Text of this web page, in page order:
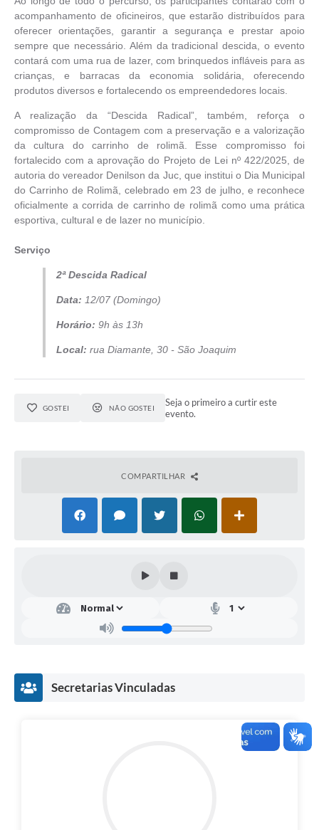
acompanhamento de oficineiros, que estarão distribuídos para
oferecer orientações, garantir a segurança e prestar apoio
sempre que necessário. Além da tradicional descida, o evento
contará com uma rua de lazer, com brinquedos infláveis para as
crianças, e barracas da economia solidária, oferecendo
produtos diversos e fortalecendo os empreendedores locais.
A realização da “Descida Radical”, também, reforça o
compromisso de Contagem com a preservação e a valorização
da cultura do carrinho de rolimã. Esse compromisso foi
fortalecido com a aprovação do Projeto de Lei nº 422/2025, de
autoria do vereador Denilson da Juc, que institui o Dia Municipal
do Carrinho de Rolimã, celebrado em 23 de julho, e reconhece
oficialmente a corrida de carrinho de rolimã como uma prática
esportiva, cultural e de lazer no município.
Serviço
2ª Descida Radical
Data: 12/07 (Domingo)
Horário: 9h às 13h
Local: rua Diamante, 30 - São Joaquim
GOSTEI NÃO GOSTEI
Seja o primeiro a curtir este
evento.
COMPARTILHAR
Secretarias Vinculadas